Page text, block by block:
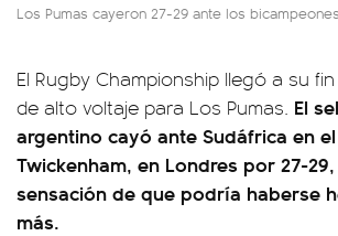
Los Pumas cayeron 27-29 ante los
El Rugby Championship llegó a su
de alto voltaje para Los Pumas. El
argentino cayó ante Sudáfrica en
Twickenham, en Londres por 27-
sensación de que podría haberse
más.